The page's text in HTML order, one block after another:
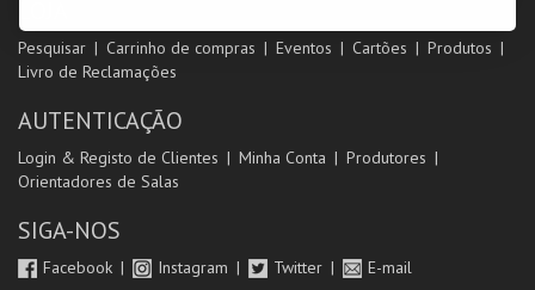
Pesquisar Carrinho de compras Eventos Cartões
Produtos
Livro de Reclamações
AUTENTICAÇÃO
Login & Registo de Clientes Minha Conta
Produtores
Orientadores de Salas
SIGA-NOS
Facebook Instagram Twitter E-mail